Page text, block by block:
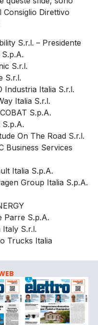
Direttivo
S.r.l. – Presidente
S.r.l.
S.r.l.
Industria Italia S.r.l.
Italia S.r.l.
S.p.A.
On The Road S.r.l.
Business Services
Italia S.p.A.
Group Italia S.p.A.
Parre S.p.A.
S.r.l.
Trucks Italia